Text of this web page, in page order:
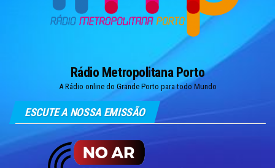
Rádio Metropolitana Porto
A Rádio online do Grande Porto para todo Mundo
ESCUTE A NOSSA EMISSÃO